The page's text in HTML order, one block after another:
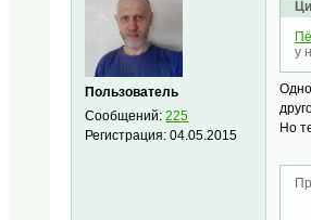
Пользователь
Сообщений:225
Регистрация:04.05.2015
у
Но